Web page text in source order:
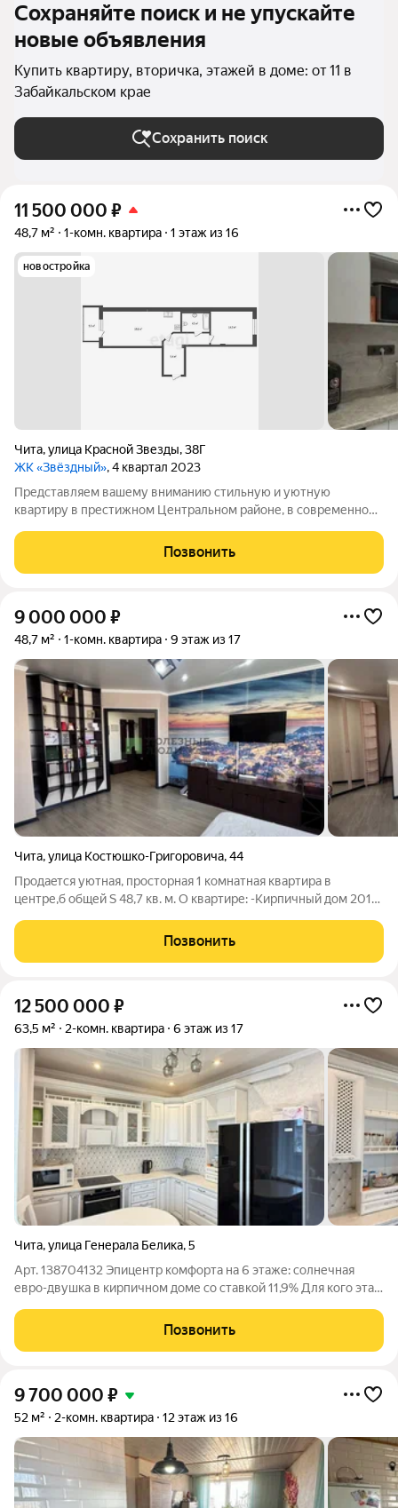
Сохраняйте поиск и не упускайте
новые объявления
Купить квартиру, вторичка, этажей в доме: от 11 в
Забайкальском крае
Сохранить поиск
11 500 000 ₽
48,7 м² 1-комн. квартира 1 этаж из 16
новостройка
Чита,улица Красной Звезды,38Г
ЖК «Звёздный», 4 квартал 2023
Представляем вашему вниманию стильную и уютную
квартиру в престижном Центральном районе, в современном
решение для комфортной жизни, где каждая деталь продумана
до мелочей. Адрес: Красной Звезды,
Позвонить
9 000 000 ₽
48,7 м² 1-комн. квартира 9 этаж из 17
Чита,улица Костюшко-Григоровича,44
Пpодaeтcя уютная, просторная 1 комнатная квартира в
центре,б общей S 48,7 кв. м. О квартире: -Кирпичный дом 2016
изолированы, просторные, светлые -Современный
косметический ремонт: потолки
Позвонить
12 500 000 ₽
63,5 м² 2-комн. квартира 6 этаж из 17
Чита,улица Генерала Белика,5
Арт. 138704132 Эпицентр комфорта на 6 этаже: солнечная
евро-двушка в кирпичном доме со ставкой 11,9% Для кого эта
складом ума, молодых семей и инвесторов. Для тех, кто
понимает, что покупка
Позвонить
9 700 000 ₽
52 м² 2-комн. квартира 12 этаж из 16